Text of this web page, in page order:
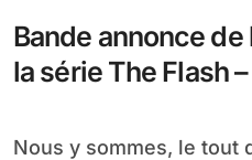
Bande annonce de
la série The Flash
Nous y sommes, le tout dernier épisode de la